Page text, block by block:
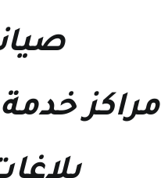
مراكز